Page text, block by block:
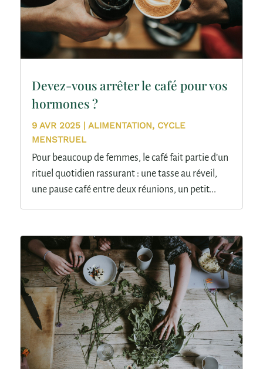
Devez-vous arrêter le café pour vos
hormones ?
9 AVR 2025| ALIMENTATION, CYCLE
MENSTRUEL
Pour beaucoup de femmes, le café fait partie d’un
rituel quotidien rassurant : une tasse au réveil,
une pause café entre deux réunions, un petit...